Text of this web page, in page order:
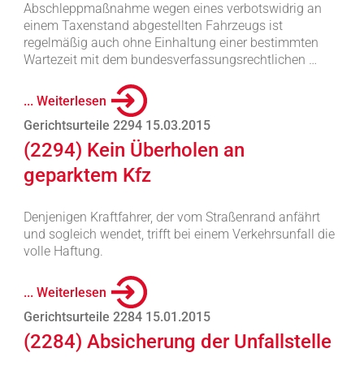
Abschleppmaßnahme wegen eines verbotswidrig an
einem Taxenstand abgestellten Fahrzeugs ist
regelmäßig auch ohne Einhaltung einer bestimmten
Wartezeit mit dem bundesverfassungsrechtlichen …
... Weiterlesen
Gerichtsurteile 2294 15.03.2015
(2294) Kein Überholen an
geparktem Kfz
Denjenigen Kraftfahrer, der vom Straßenrand anfährt
und sogleich wendet, trifft bei einem Verkehrsunfall die
volle Haftung.
... Weiterlesen
Gerichtsurteile 2284 15.01.2015
(2284) Absicherung der Unfallstelle